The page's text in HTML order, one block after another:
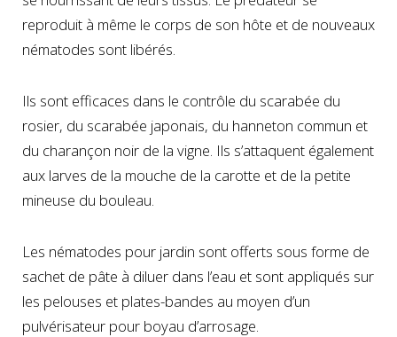
reproduit à même le corps de son hôte et de nouveaux
nématodes sont libérés.
Ils sont efficaces dans le contrôle du scarabée du
rosier, du scarabée japonais, du hanneton commun et
du charançon noir de la vigne. Ils s’attaquent également
aux larves de la mouche de la carotte et de la petite
mineuse du bouleau.
Les nématodes pour jardin sont offerts sous forme de
sachet de pâte à diluer dans l’eau et sont appliqués sur
les pelouses et plates-bandes au moyen d’un
pulvérisateur pour boyau d’arrosage.